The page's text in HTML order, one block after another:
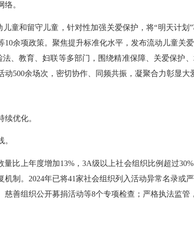
网络。
和留守儿童，针对性加强关爱保护，将“明天计划
余项政策。聚焦提升标准化水平，发布流动儿童关
、教育、妇联等多部门，围绕精准保障、关爱保护
500余场次，密切协作、同频共振，凝聚合力彰显大
持续优化。
线。
上年度增加13%，3A级以上社会组织比例超过
制。2024年已将41家社会组织列入活动异常名录或
善组织公开募捐活动等8个专项检查；严格执法监管